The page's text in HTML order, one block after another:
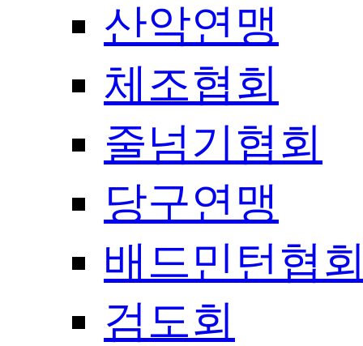
산악연맹
체조협회
줄넘기협회
당구연맹
배드민턴협
검도회